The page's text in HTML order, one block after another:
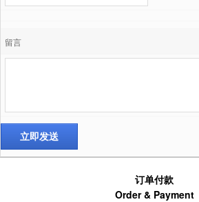
留言
订单付款
Order & Payment